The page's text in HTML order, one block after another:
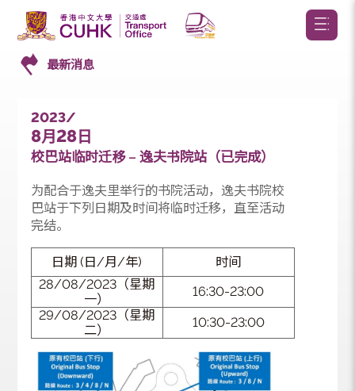
最新消息
2023/
8月28日
为配合于逸夫里举行的书院活动，逸夫书院校
巴站于下列日期及时间将临时迁移，直至活动
完结。
日期 (日/月/年)
时间
28/08/2023（星期
一）
16:30-23:00
29/08/2023（星期
二）
10:30-23:00